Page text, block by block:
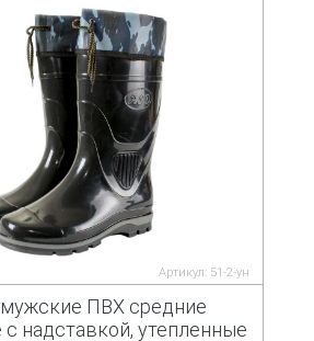
Артикул: 51-2-ун
мужские ПВХ средние
надставкой, утепленные